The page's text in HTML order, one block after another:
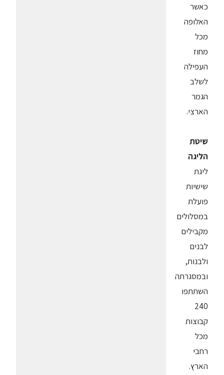
כאשר
האלופה
מכל
מחוז
העפילה
לשלב
הגמר
הארצי.
שיטת
הליגה
ליגת
שישיות
פועלת
במסלולים
מקבילים
לבנים
ולבנות,
ובמסגרתה
השתתפו
240
קבוצות
מכל
רחבי
הארץ.